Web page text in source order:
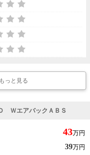
っと見る
ＷエアバックＡＢＳ
43万円
39万円